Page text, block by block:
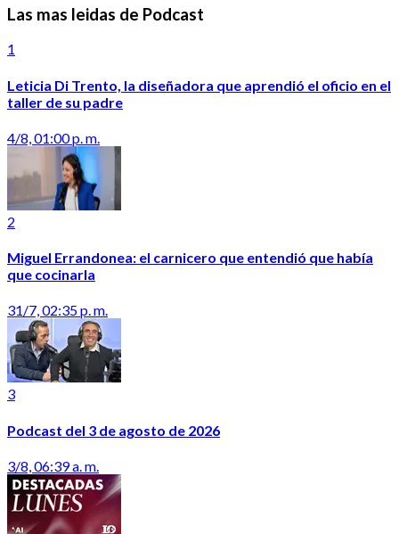
Las mas leidas de Podcast
1
Leticia Di Trento, la diseñadora que aprendió el oficio en el
taller de su padre
4/8, 01:00 p. m.
2
Miguel Errandonea: el carnicero que entendió que había
que cocinarla
31/7, 02:35 p. m.
3
Podcast del 3 de agosto de 2026
3/8, 06:39 a. m.